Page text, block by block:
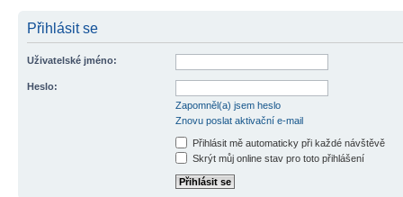
Přihlásit se
Uživatelské jméno:
Heslo:
Zapomněl(a) jsem heslo
Znovu poslat aktivační e-mail
Přihlásit mě automaticky při každé návštěvě
Skrýt můj online stav pro toto přihlášení